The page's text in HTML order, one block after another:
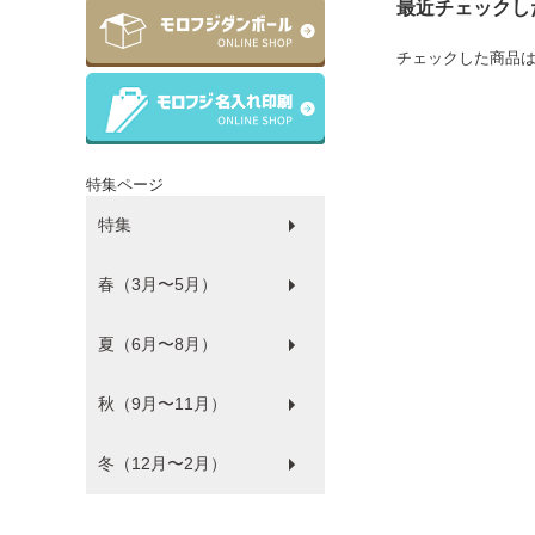
特集ページ
特集
春（3月〜5月）
夏（6月〜8月）
秋（9月〜11月）
冬（12月〜2月）
最近チェックし
チェックした商品